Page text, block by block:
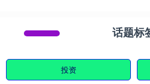
话题标
投资